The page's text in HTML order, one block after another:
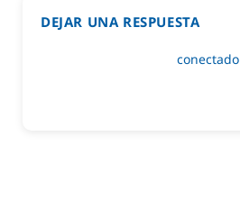
DEJAR UNA RESPUESTA
conectado